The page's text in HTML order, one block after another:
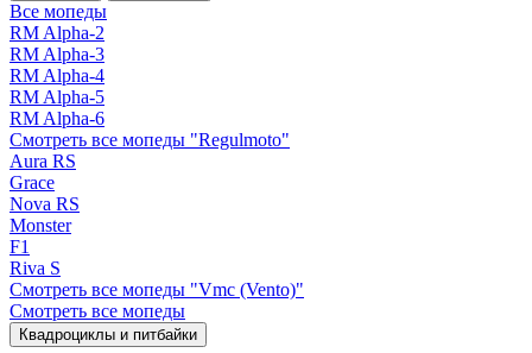
Все мопеды
RM Alpha-2
RM Alpha-3
RM Alpha-4
RM Alpha-5
RM Alpha-6
Смотреть все мопеды "Regulmoto"
Aura RS
Grace
Nova RS
Monster
F1
Riva S
Смотреть все мопеды "Vmc (Vento)"
Смотреть все мопеды
Квадроциклы и питбайки